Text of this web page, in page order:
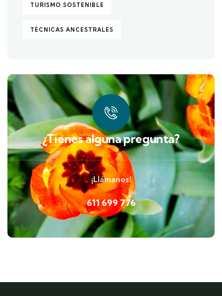
TURISMO SOSTENIBLE
TÉCNICAS ANCESTRALES
¿Tienes alguna pregunta?
¡Llámanos!
611 699 776